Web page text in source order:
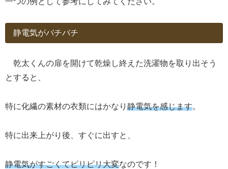
静電気がバチバチ
乾太くんの扉を開けて乾燥し終えた洗濯物を取り出そう
とすると、
特に化繊の素材の衣類にはかなり 静電気を感じます。
特に出来上がり後、すぐに出すと、
静電気がすごくてピリピリ大変なのです！